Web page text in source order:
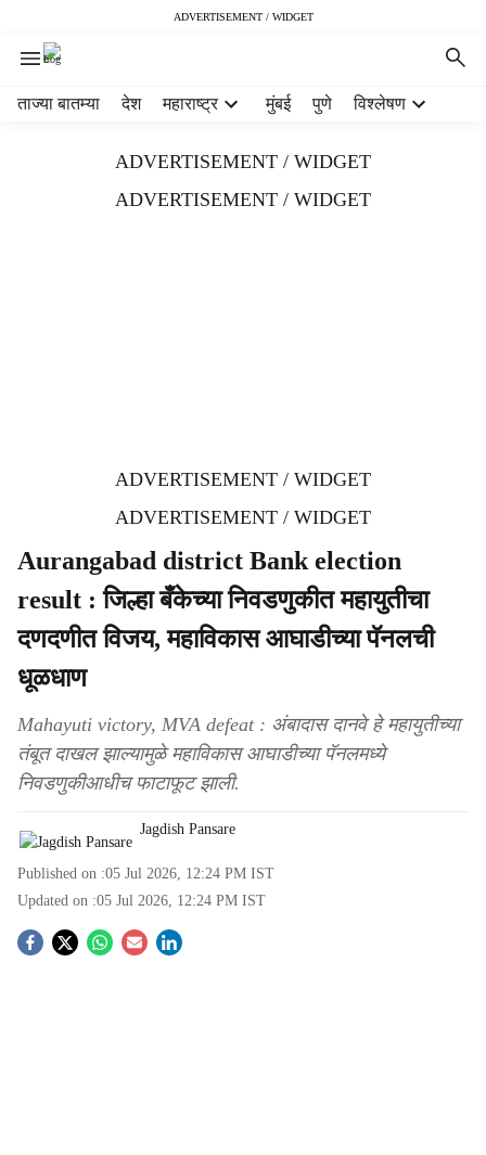
ADVERTISEMENT / WIDGET
ताज्या बातम्या देश महाराष्ट्र मुंबई पुणे विश्लेषण
ADVERTISEMENT / WIDGET
ADVERTISEMENT / WIDGET
ADVERTISEMENT / WIDGET
ADVERTISEMENT / WIDGET
Aurangabad district Bank election
result : जिल्हा बँकेच्या निवडणुकीत महायुतीचा
दणदणीत विजय, महाविकास आघाडीच्या पॅनलची
धूळधाण
Mahayuti victory, MVA defeat : अंबादास दानवे हे महायुतीच्या
तंबूत दाखल झाल्यामुळे महाविकास आघाडीच्या पॅनलमध्ये
निवडणुकीआधीच फाटाफूट झाली.
Jagdish Pansare
Published on :05 Jul 2026, 12:24 PM IST
Updated on :05 Jul 2026, 12:24 PM IST
S